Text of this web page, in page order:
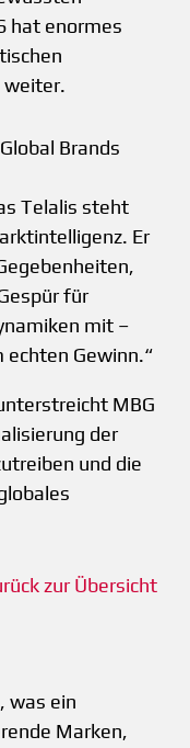
hat enormes
weiter.
Brands
Telalis steht
Er
für
mit –
echten Gewinn.“
MBG
der
und die
zur Übersicht
was ein
Marken,